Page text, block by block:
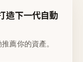
造下一代自動
薦你的資產。